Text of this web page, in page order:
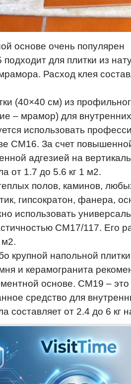
основе очень популярен
для плитки из
Расход клея
(40×40 см) из
– мрамор) для
использовать
CM16. За счет
адгезией на
от 1.7 до 5.6 кг 1 м2.
полов, каминов,
гипсократон, фанера,
использовать
СМ17/117. Его
м2.
крупной напольной
и керамогранита
основе. СМ19 – это
средство для
составляет от 2.4 до 6 кг